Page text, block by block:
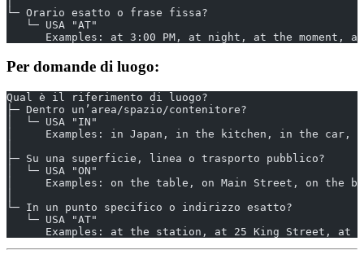
└─ Orario esatto o frase fissa?
   └─ USA "AT"
Examples: at 3:00 PM, at night, at the moment,
Per domande di luogo:
Qual è il riferimento di luogo?
├─ Dentro un’area/spazio/contenitore?
│  └─ USA "IN"
│     Examples: in Japan, in the kitchen, in the car,
├─ Su una superficie, linea o trasporto pubblico?
│  └─ USA "ON"
│     Examples: on the table, on Main Street, on the
└─ In un punto specifico o indirizzo esatto?
   └─ USA "AT"
Examples: at the station, at 25 King Street, at